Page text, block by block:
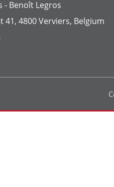
- Benoît Legros
41, 4800 Verviers, Belgium